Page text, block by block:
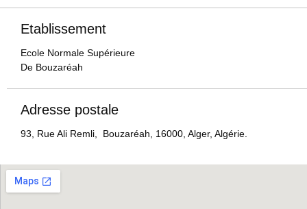
Etablissement
Ecole Normale Supérieure
De Bouzaréah
Adresse postale
93, Rue Ali Remli, Bouzaréah, 16000, Alger, Algérie.